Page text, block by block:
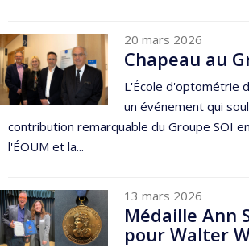
20 mars 2026
Chapeau au
L'École d'optométrie
un événement qui
contribution remarquable du Groupe SOI
l'ÉOUM et la...
13 mars 2026
Médaille Ann
pour Walter